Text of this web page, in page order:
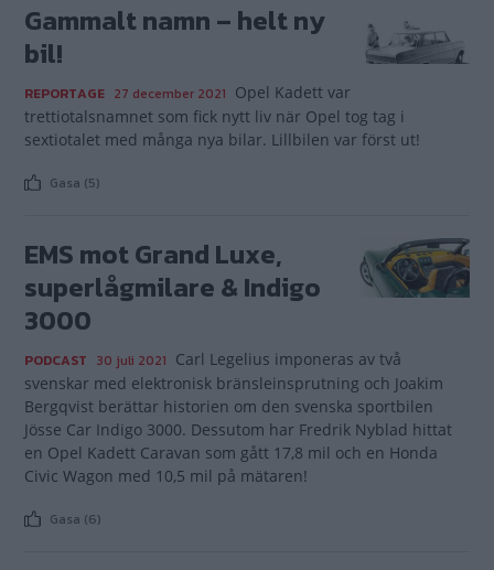
Gammalt namn – helt ny
bil!
REPORTAGE 27 december 2021 Opel Kadett var
trettiotalsnamnet som fick nytt liv när Opel tog tag i
sextiotalet med många nya bilar. Lillbilen var först ut!
Gasa (5)
EMS mot Grand Luxe,
superlågmilare & Indigo
3000
PODCAST 30 juli 2021 Carl Legelius imponeras av två
svenskar med elektronisk bränsleinsprutning och Joakim
Bergqvist berättar historien om den svenska sportbilen
Jösse Car Indigo 3000. Dessutom har Fredrik Nyblad hittat
en Opel Kadett Caravan som gått 17,8 mil och en Honda
Civic Wagon med 10,5 mil på mätaren!
Gasa (6)